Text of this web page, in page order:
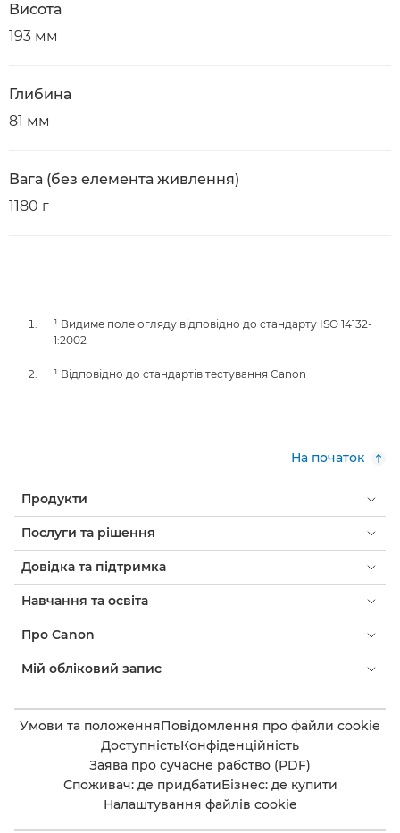
Висота
193 мм
Глибина
81 мм
Вага (без елемента живлення)
1180 г
¹ Видиме поле огляду відповідно до стандарту ISO 14132-
1:2002
¹ Відповідно до стандартів тестування Canon
На початок
Продукти
Послуги та рішення
Довідка та підтримка
Навчання та освіта
Про Canon
Мій обліковий запис
Умови та положенняПовідомлення про файли cookie
ДоступністьКонфіденційність
Заява про сучасне рабство (PDF)
Споживач: де придбатиБізнес: де купити
Налаштування файлів cookie